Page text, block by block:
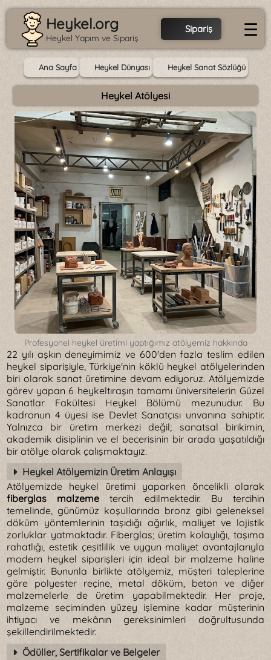
Heykel.org
Heykel Yapım ve Sipariş
Sipariş ☰
Ana Sayfa Heykel Dünyası Heykel Sanat Sözlüğü
Heykel Atölyesi
Profesyonel heykel üretimi yaptığımız atölyemiz hakkında
22 yılı aşkın deneyimimiz ve 600'den fazla teslim edilen
heykel siparişiyle, Türkiye'nin köklü heykel atölyelerinden
biri olarak sanat üretimine devam ediyoruz. Atölyemizde
görev yapan 6 heykeltıraşın tamamı üniversitelerin Güzel
Sanatlar Fakültesi Heykel Bölümü mezunudur. Bu
kadronun 4 üyesi ise Devlet Sanatçısı unvanına sahiptir.
Yalnızca bir üretim merkezi değil; sanatsal birikimin,
akademik disiplinin ve el becerisinin bir arada yaşatıldığı
bir atölye olarak çalışmaktayız.
Heykel Atölyemizin Üretim Anlayışı
Atölyemizde heykel üretimi yaparken öncelikli olarak
fiberglas malzeme tercih edilmektedir. Bu tercihin
temelinde, günümüz koşullarında bronz gibi geleneksel
döküm yöntemlerinin taşıdığı ağırlık, maliyet ve lojistik
zorluklar yatmaktadır. Fiberglas; üretim kolaylığı, taşıma
rahatlığı, estetik çeşitlilik ve uygun maliyet avantajlarıyla
modern heykel siparişleri için ideal bir malzeme haline
gelmiştir. Bununla birlikte atölyemiz, müşteri taleplerine
göre polyester reçine, metal döküm, beton ve diğer
malzemelerle de üretim yapabilmektedir. Her proje,
malzeme seçiminden yüzey işlemine kadar müşterinin
ihtiyacı ve mekânın gereksinimleri doğrultusunda
şekillendirilmektedir.
Ödüller, Sertifikalar ve Belgeler